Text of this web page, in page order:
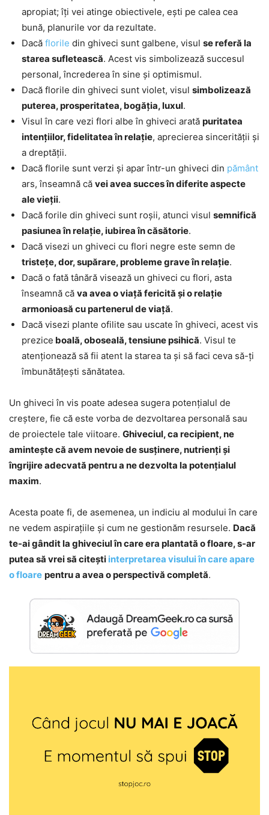
apropiat; îți vei atinge obiectivele, ești pe calea cea
bună, planurile vor da rezultate.
Dacă florile din ghiveci sunt galbene, visul se referă la
starea sufletească. Acest vis simbolizează succesul
personal, încrederea în sine și optimismul.
Dacă florile din ghiveci sunt violet, visul simbolizează
puterea, prosperitatea, bogăția, luxul.
Visul în care vezi flori albe în ghiveci arată puritatea
intențiilor, fidelitatea în relație, aprecierea sincerității și
a dreptății.
Dacă florile sunt verzi și apar într-un ghiveci din pământ
ars, înseamnă că vei avea succes în diferite aspecte
ale vieții.
Dacă forile din ghiveci sunt roșii, atunci visul semnifică
pasiunea în relație, iubirea în căsătorie.
Dacă visezi un ghiveci cu flori negre este semn de
tristețe, dor, supărare, probleme grave în relație.
Dacă o fată tânără visează un ghiveci cu flori, asta
înseamnă că va avea o viață fericită și o relație
armonioasă cu partenerul de viață.
Dacă visezi plante ofilite sau uscate în ghiveci, acest vis
prezice boală, oboseală, tensiune psihică. Visul te
atenționează să fii atent la starea ta și să faci ceva să-ți
îmbunătățești sănătatea.
Un ghiveci în vis poate adesea sugera potențialul de
creștere, fie că este vorba de dezvoltarea personală sau
de proiectele tale viitoare. Ghiveciul, ca recipient, ne
amintește că avem nevoie de susținere, nutrienți și
îngrijire adecvată pentru a ne dezvolta la potențialul
maxim.
Acesta poate fi, de asemenea, un indiciu al modului în care
ne vedem aspirațiile și cum ne gestionăm resursele. Dacă
te-ai gândit la ghiveciul în care era plantată o floare, s-ar
putea să vrei să citești interpretarea visului în care apare
o floare pentru a avea o perspectivă completă.